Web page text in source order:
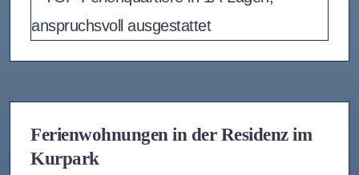
Ferienwohnungen in der Residenz im
Kurpark